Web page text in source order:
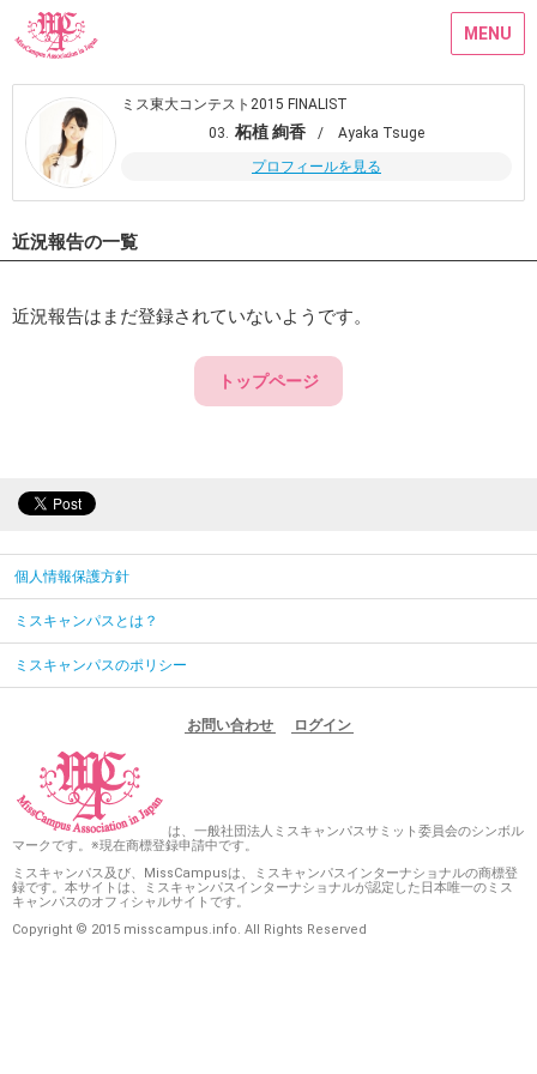
MENU
ミス東大コンテスト2015 FINALIST
03. 柘植 絢香
/ Ayaka Tsuge
プロフィールを見る
近況報告の一覧
近況報告はまだ登録されていないようです。
トップページ
個人情報保護方針
ミスキャンパスとは？
ミスキャンパスのポリシー
お問い合わせ ログイン
は、一般社団法人ミスキャンパスサミット委員会のシンボル
マークです。※現在商標登録申請中です。
ミスキャンパス及び、MissCampusは、ミスキャンパスインターナショナルの商標登
録です。本サイトは、ミスキャンパスインターナショナルが認定した日本唯一のミス
キャンパスのオフィシャルサイトです。
Copyright © 2015 misscampus.info. All Rights Reserved